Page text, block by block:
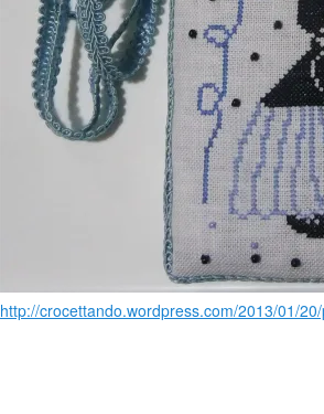
http://crocettando.wordpress.com/2013/01/